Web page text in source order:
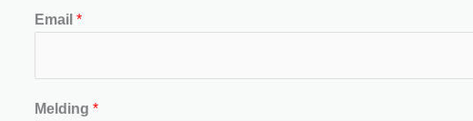
Email*
Melding*